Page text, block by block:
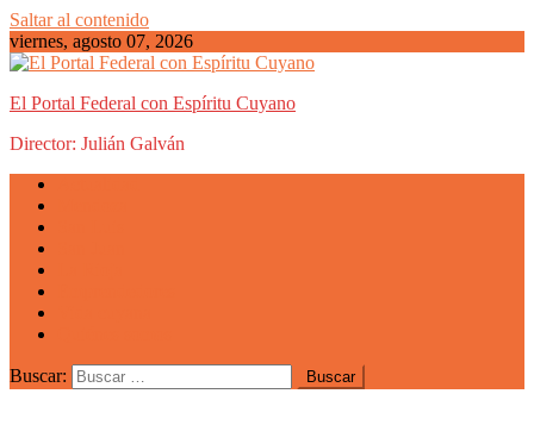
Saltar al contenido
viernes, agosto 07, 2026
El Portal Federal con Espíritu Cuyano
Director: Julián Galván
Buscar: